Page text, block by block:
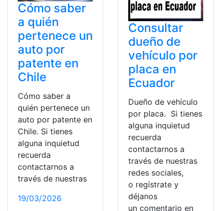
Cómo saber
a quién
pertenece un
auto por
patente en
Chile
Cómo saber a
quién pertenece un
auto por patente en
Chile. Si tienes
alguna inquietud
recuerda
contactarnos a
través de nuestras
19/03/2026
Consultar
dueño de
vehículo por
placa en
Ecuador
Dueño de vehículo
por placa. Si tienes
alguna inquietud
recuerda
contactarnos a
través de nuestras
redes sociales,
o regístrate y
déjanos
un comentario en